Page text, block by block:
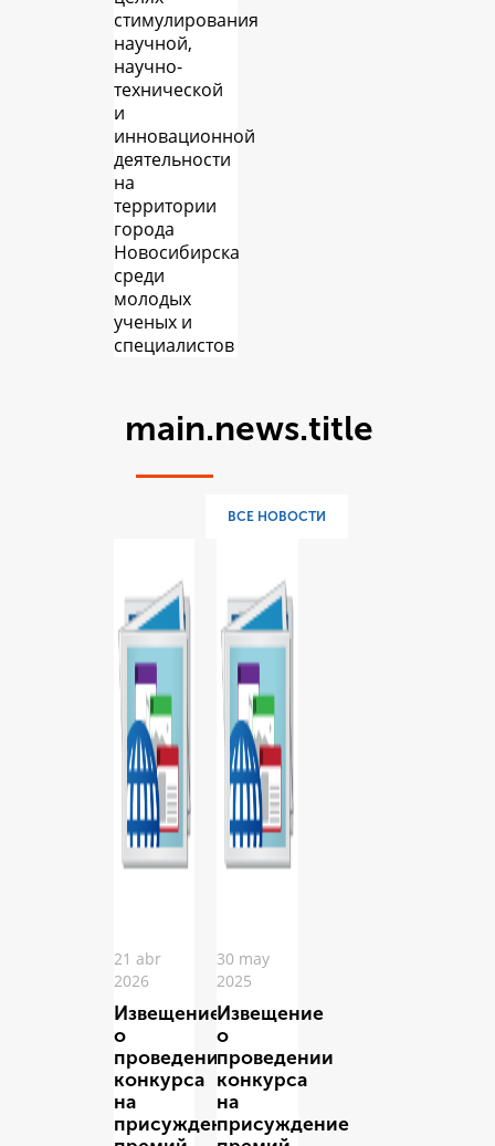
стимулирования
научной,
научно-
технической
и
инновационной
деятельности
на
территории
города
Новосибирска
среди
молодых
ученых и
специалистов
main.news.title
ВСЕ НОВОСТИ
21 abr
2026
Извещение
о
проведении
конкурса
на
присуждение
30 may
2025
Извещение
о
проведении
конкурса
на
присуждение